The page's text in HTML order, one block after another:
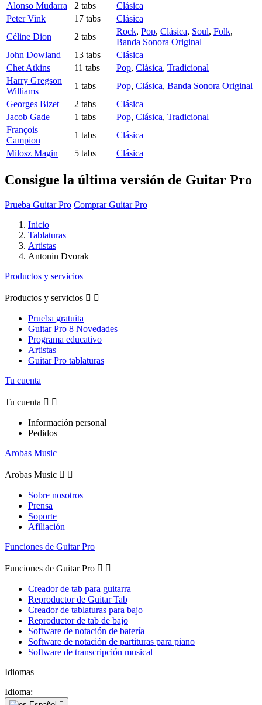
Alonso Mudarra
2 tabs
Clásica
Peter Vink
17 tabs
Clásica
Céline Dion
2 tabs
Rock, Pop, Clásica, Soul, Folk,
Banda Sonora Original
John Dowland
13 tabs
Clásica
Chet Atkins
11 tabs Pop, Clásica, Tradicional
Harry Gregson
Williams
1 tabs Pop, Clásica, Banda Sonora Original
Georges Bizet
2 tabs
Clásica
Jacob Gade
1 tabs Pop, Clásica, Tradicional
François
Campion
1 tabs
Clásica
Milosz Magin
5 tabs Clásica
Consigue la última versión de Guitar Pro
Prueba Guitar Pro Comprar Guitar Pro
Inicio
Tablaturas
Artistas
Antonin Dvorak
Productos y servicios
Productos y servicios  
Prueba gratuita
Guitar Pro 8 Novedades
Programa educativo
Artistas
Guitar Pro tablaturas
Tu cuenta
Tu cuenta  
Información personal
Pedidos
Arobas Music
Arobas Music  
Sobre nosotros
Prensa
Soporte
Afiliación
Funciones de Guitar Pro
Funciones de Guitar Pro  
Creador de tab para guitarra
Reproductor de Guitar Tab
Creador de tablaturas para bajo
Reproductor de tab de bajo
Software de notación de batería
Software de notación de partituras para piano
Software de transcripción musical
Idiomas
Idioma: